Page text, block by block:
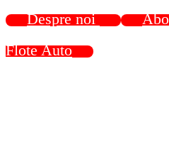
Despre noi
Flote Auto